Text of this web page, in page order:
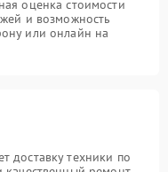
оценка стоимости
и возможность
или онлайн на
доставку техники по